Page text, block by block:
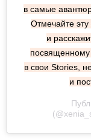
в самые
Отмечайте
и
посвященному
в свои Stories,
и